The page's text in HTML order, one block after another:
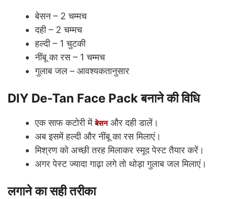
बेसन – 2 चम्मच
दही – 2 चम्मच
हल्दी – 1 चुटकी
नींबू का रस – 1 चम्मच
गुलाब जल – आवश्यकतानुसार
DIY De-Tan Face Pack बनाने की विधि
एक साफ कटोरी मेंबेसनऔर दही डालें।
अब इसमें हल्दी और नींबू का रस मिलाएं।
मिश्रण को अच्छी तरह मिलाकर स्मूद पेस्ट तैयार करें।
अगर पेस्ट ज्यादा गाढ़ा लगे तो थोड़ा गुलाब जल मिलाएं।
लगाने का सही तरीका